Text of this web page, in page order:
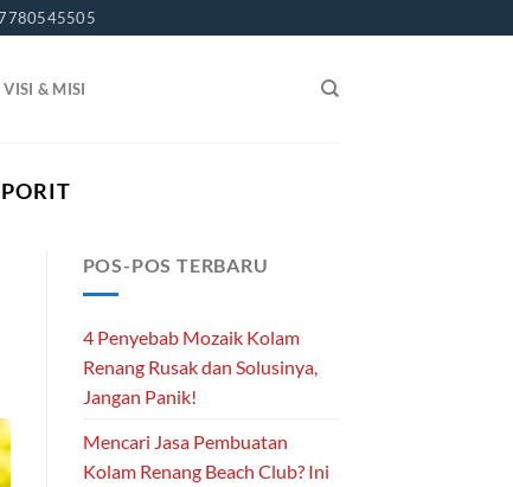
VISI & MISI
POS-POS TERBARU
4 Penyebab Mozaik Kolam
Renang Rusak dan Solusinya,
Jangan Panik!
Mencari Jasa Pembuatan
Kolam Renang Beach Club? Ini